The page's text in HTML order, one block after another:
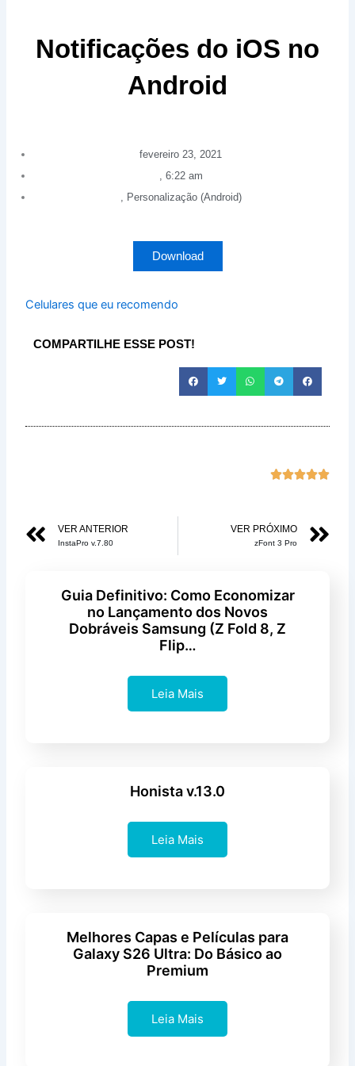
Notificações do iOS no
Android
fevereiro 23, 2021
, 6:22 am
, Personalização (Android)
Download
Celulares que eu recomendo
COMPARTILHE ESSE POST!

de
Anterior
VER ANTERIOR
InstaPro v.7.80
VER PRÓXIMO
zFont 3 Pro
Guia Definitivo: Como Economizar
no Lançamento dos Novos
Dobráveis Samsung (Z Fold 8, Z
Flip…
Leia Mais
Honista v.13.0
Leia Mais
Melhores Capas e Películas para
Galaxy S26 Ultra: Do Básico ao
Premium
Leia Mais